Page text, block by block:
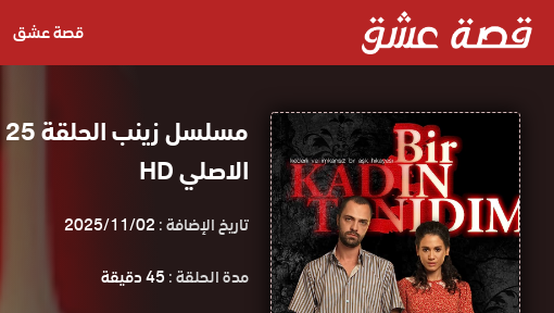
قصة عشق
الاصلي HD
تاريخ الإضافة :2025/11/02
مدة الحلقة :45 دقيقة